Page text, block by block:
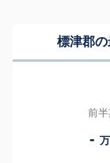
標津郡
前半
-